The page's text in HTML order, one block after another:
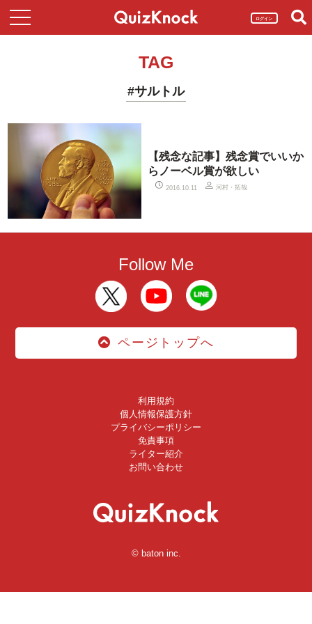
ログイン
TAG
#サルトル
【残念な記事】残念賞でいいか
らノーベル賞が欲しい
2016.10.11 河村・拓哉
Follow Me
ページトップへ
利用規約
個人情報保護方針
プライバシーポリシー
免責事項
ライター紹介
お問い合わせ
© baton inc.